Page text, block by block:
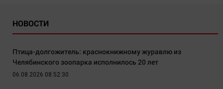
НОВОСТИ
Птица-долгожитель: краснокнижному журавлю из
Челябинского зоопарка исполнилось 20 лет
06.08.2026 08:52:30